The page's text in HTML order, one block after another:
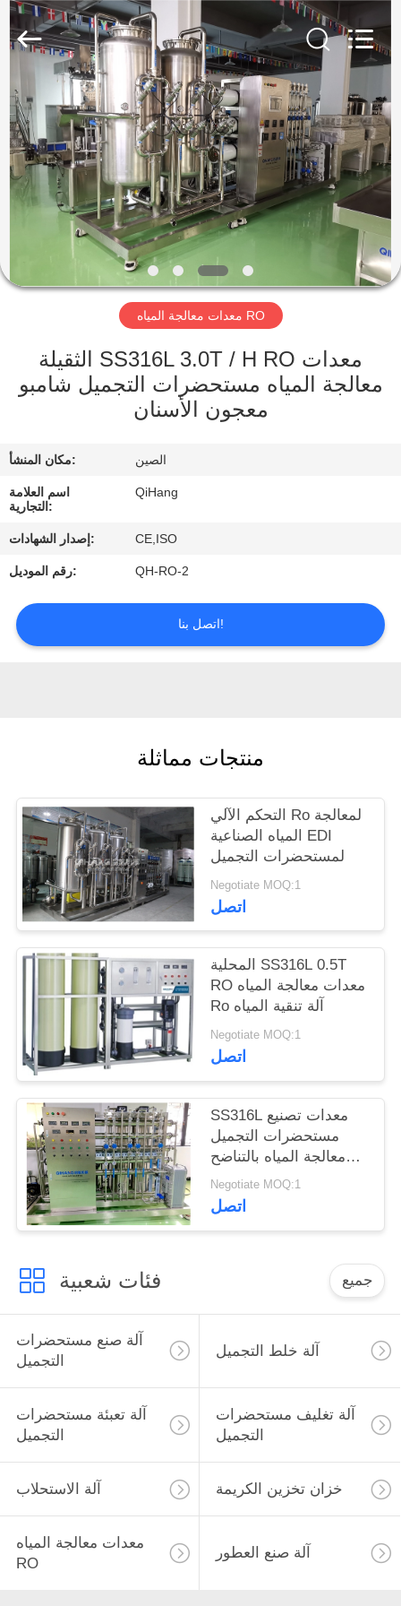
مسكن
منتجات
معلومات
جولة
المعمل
الجودة
اتصل
بنا
اقتباس
مستحضرات
التجميل
المزود.
Copyright
2022
cosmetic-
makingmachine.com.
Rights
Reserved.
معدات معالجة المياه RO
الثقيلة SS316L 3.0T / H RO معدات
معالجة المياه مستحضرات التجميل شامبو
معجون الأسنان
مكان المنشأ: الصين
اسم العلامة
التجارية:
QiHang
إصدار الشهادات: CE,ISO
رقم الموديل: QH-RO-2
اتصل بنا!
منتجات مماثلة
التحكم الآلي Ro لمعالجة
المياه الصناعية EDI
لمستحضرات التجميل
Negotiate MOQ:1
اتصل
المحلية SS316L 0.5T
RO معدات معالجة المياه
Ro آلة تنقية المياه
Negotiate MOQ:1
اتصل
SS316L معدات تصنيع
مستحضرات التجميل
معالجة المياه بالتناضح
العكسي
Negotiate MOQ:1
اتصل
فئات شعبية جميع
آلة صنع مستحضرات
التجميل
آلة خلط التجميل
آلة تعبئة مستحضرات
التجميل
آلة تغليف مستحضرات
التجميل
آلة الاستحلاب خزان تخزين الكريمة
معدات معالجة المياه
RO
آلة صنع العطور